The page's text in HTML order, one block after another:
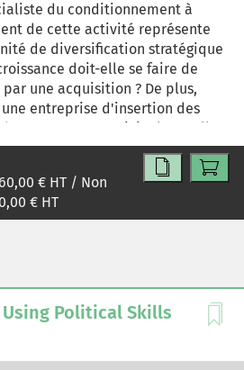
du conditionnement à
de cette activité représente
de diversification stratégique
doit-elle se faire de
une acquisition ? De plus,
entreprise d'insertion des
management original, est-elle
? L'entreprise sera-t-elle
faire unique de Dyad sans
€ HT / Non
€ HT
Political Skills